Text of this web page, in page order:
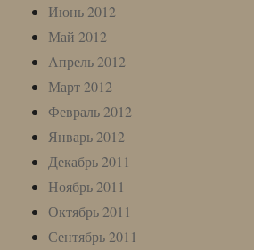
Июнь 2012
Май 2012
Апрель 2012
Март 2012
Февраль 2012
Январь 2012
Декабрь 2011
Ноябрь 2011
Октябрь 2011
Сентябрь 2011